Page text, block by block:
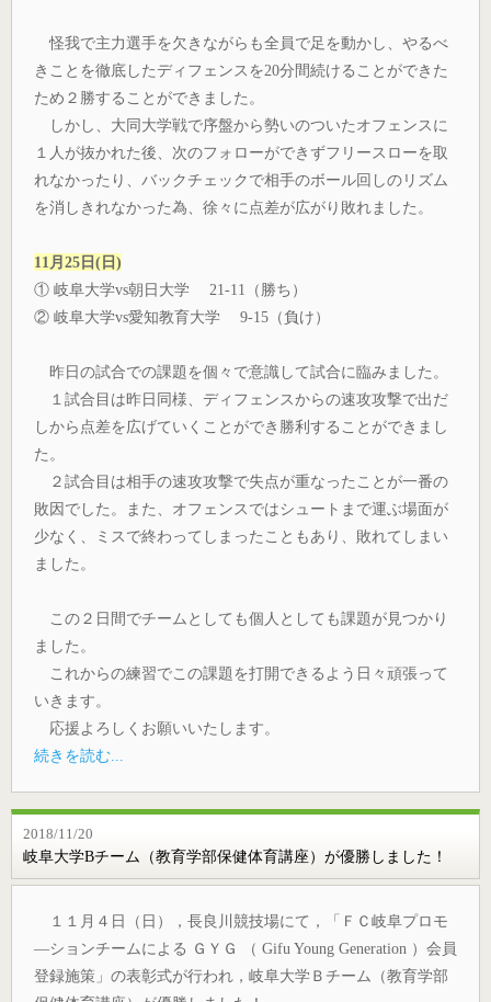
怪我で主力選手を欠きながらも全員で足を動かし、やるべ
きことを徹底したディフェンスを20分間続けることができた
ため２勝することができました。
しかし、大同大学戦で序盤から勢いのついたオフェンスに
１人が抜かれた後、次のフォローができずフリースローを取
れなかったり、バックチェックで相手のボール回しのリズム
を消しきれなかった為、徐々に点差が広がり敗れました。
11月25日(日)
① 岐阜大学vs朝日大学 21-11（勝ち）
② 岐阜大学vs愛知教育大学 9-15（負け）
昨日の試合での課題を個々で意識して試合に臨みました。
１試合目は昨日同様、ディフェンスからの速攻攻撃で出だ
しから点差を広げていくことができ勝利することができまし
た。
２試合目は相手の速攻攻撃で失点が重なったことが一番の
敗因でした。また、オフェンスではシュートまで運ぶ場面が
少なく、ミスで終わってしまったこともあり、敗れてしまい
ました。
この２日間でチームとしても個人としても課題が見つかり
ました。
これからの練習でこの課題を打開できるよう日々頑張って
いきます。
応援よろしくお願いいたします。
続きを読む...
2018/11/20
岐阜大学Bチーム（教育学部保健体育講座）が優勝しました！
１１月４日（日），長良川競技場にて，「ＦＣ岐阜プロモ
―ションチームによる ＧＹＧ （ Gifu Young Generation ）会員
登録施策」の表彰式が行われ，岐阜大学Ｂチーム（教育学部